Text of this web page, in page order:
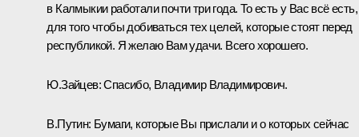
в Калмыкии работали почти три года. То есть у Вас всё есть,
для того чтобы добиваться тех целей, которые стоят перед
республикой. Я желаю Вам удачи. Всего хорошего.
Ю.Зайцев:Спасибо, Владимир Владимирович.
В.Путин: Бумаги, которые Вы прислали и о которых сейчас